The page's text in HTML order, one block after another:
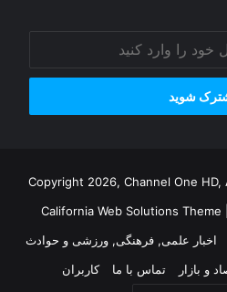
California Web Solutions Theme
اخبار علمی, فرهنگی, ورزشی و حوادث
و بازار تماس با ما کاربران